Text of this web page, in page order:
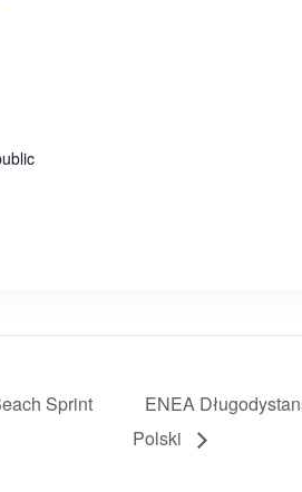
Sprint
ENEA
Polski